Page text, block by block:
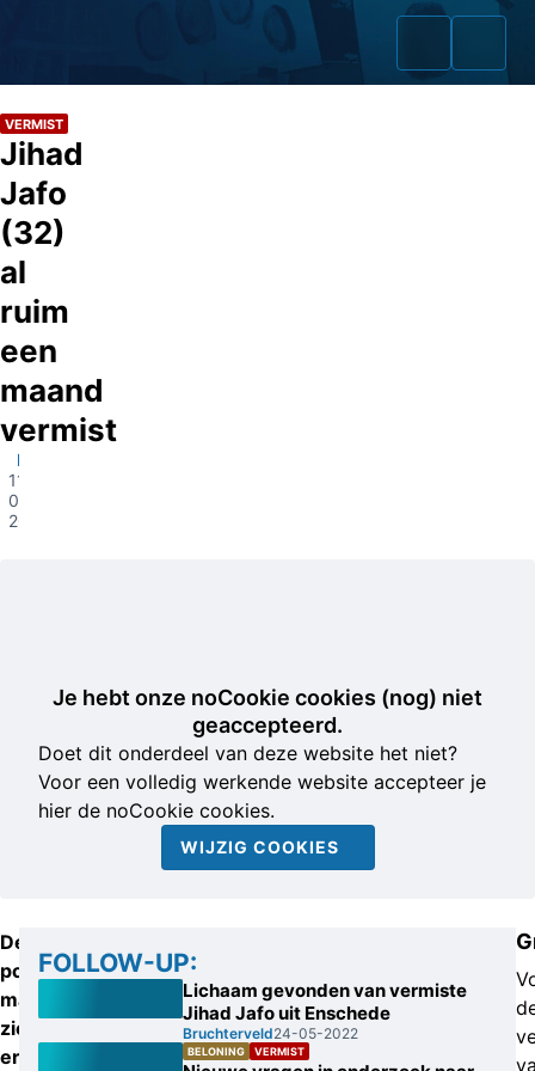
Opsporingslijst
Cold Cases
VERMIST
Jihad
Jafo
(32)
al
ruim
een
maand
vermist
Enschede
11-
01-
2022
Je hebt onze noCookie cookies (nog) niet
geaccepteerd.
Doet dit onderdeel van deze website het niet?
Voor een volledig werkende website accepteer je
hier de noCookie cookies.
WIJZIG COOKIES
De
politie
maakt
zich
ernstig
FOLLOW-UP:
Lichaam gevonden van vermiste
Jihad Jafo uit Enschede
Bruchterveld24-05-2022
BELONING VERMIST